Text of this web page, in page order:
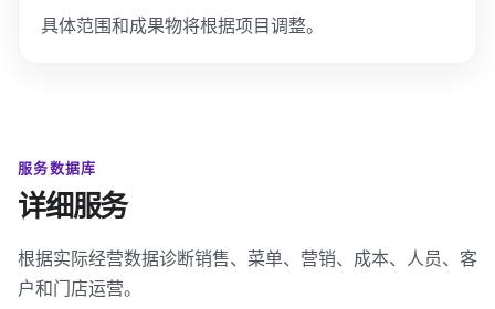
具体范围和成果物将根据项目调整。
服务数据库
详细服务
根据实际经营数据诊断销售、菜单、营销、成本、人员、客
户和门店运营。